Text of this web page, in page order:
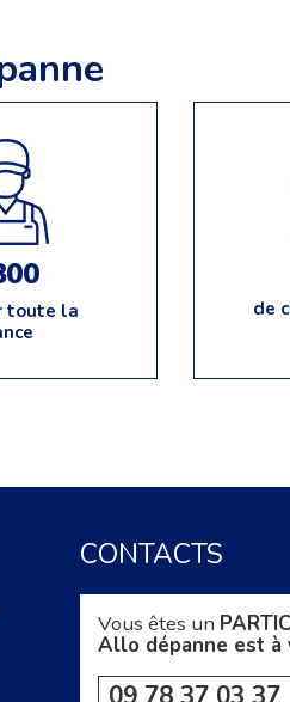
toute la
de
CONTACTS
Vous êtes un
Allo dépanne est à